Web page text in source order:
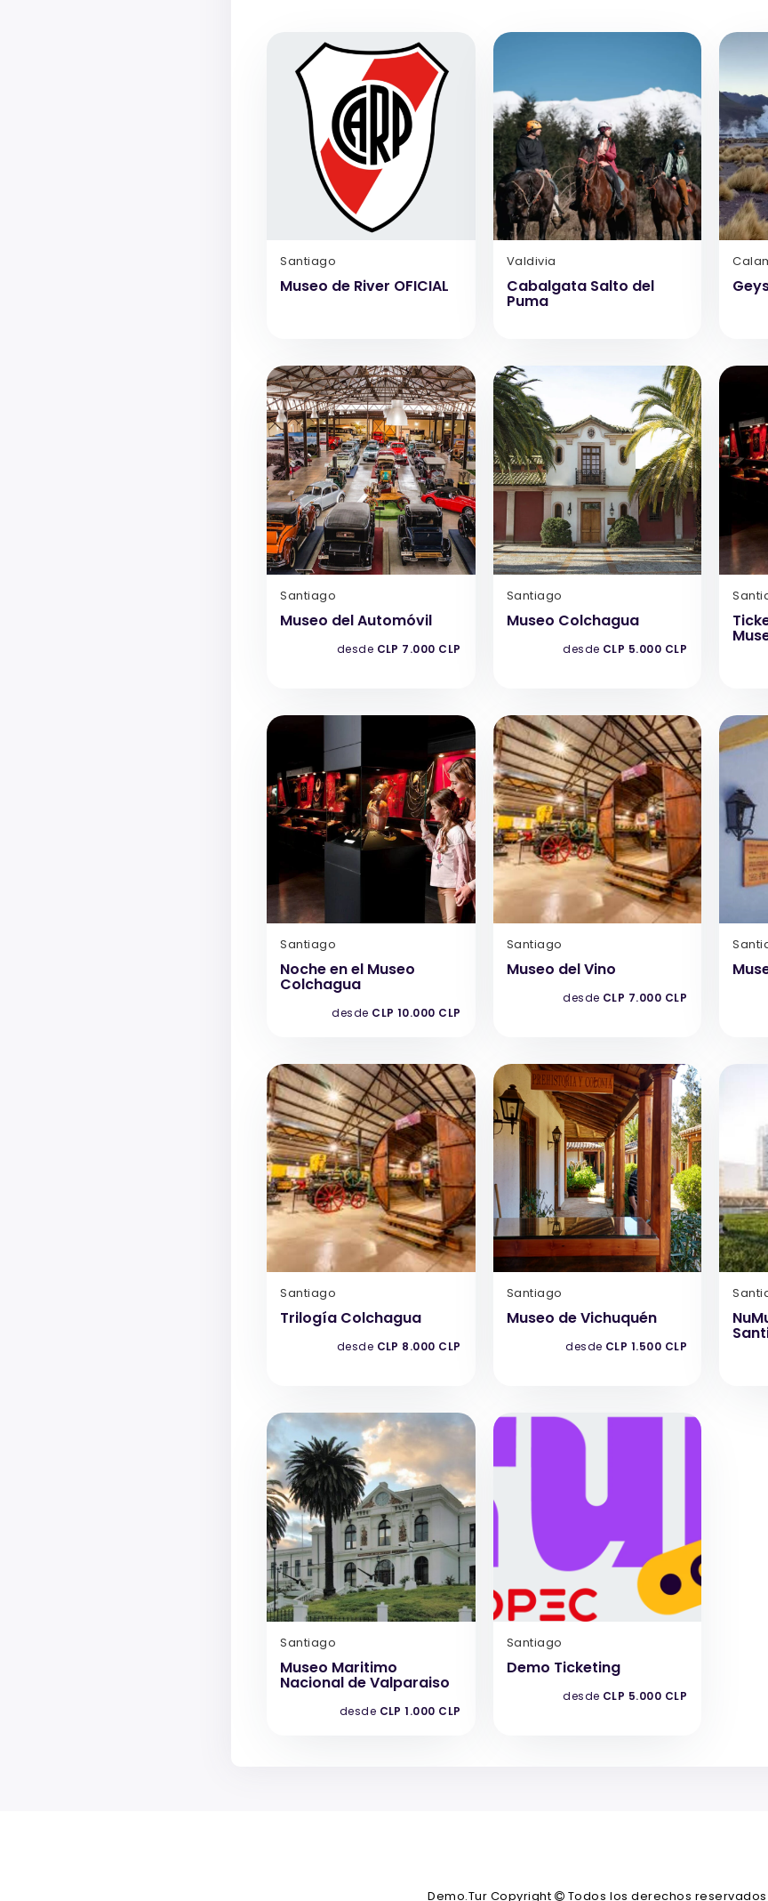
Santiago
Museo de River OFICIAL
Valdivia
Cabalgata Salto del
Puma
Santiago
Museo del Automóvil
desde CLP 7.000 CLP
Santiago
Museo Colchagua
desde CLP 5.000 CLP
Santiago
Noche en el Museo
Colchagua
desde CLP 10.000 CLP
Santiago
Museo del Vino
desde CLP 7.000 CLP
Santiago
Trilogía Colchagua
desde CLP 8.000 CLP
Santiago
Museo de Vichuquén
desde CLP 1.500 CLP
Santiago
Museo Maritimo
Nacional de Valparaiso
desde CLP 1.000 CLP
Santiago
Demo Ticketing
desde CLP 5.000 CLP
Demo.Tur Copyright Todos los derechos reservados